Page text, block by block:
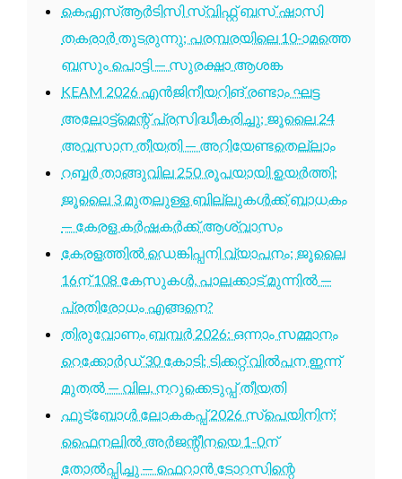
കെഎസ്ആർടിസി സ്വിഫ്റ്റ് ബസ് ഷാസി
തകരാർ തുടരുന്നു; പരമ്പരയിലെ 10-ാമത്തെ
ബസും പൊട്ടി — സുരക്ഷാ ആശങ്ക
KEAM 2026 എൻജിനീയറിങ് രണ്ടാം ഘട്ട
അലോട്ട്മെന്റ് പ്രസിദ്ധീകരിച്ചു; ജൂലൈ 24
അവസാന തീയതി — അറിയേണ്ടതെല്ലാം
റബ്ബർ താങ്ങുവില 250 രൂപയായി ഉയർത്തി;
ജൂലൈ 3 മുതലുള്ള ബില്ലുകൾക്ക് ബാധകം
— കേരള കർഷകർക്ക് ആശ്വാസം
കേരളത്തിൽ ഡെങ്കിപ്പനി വ്യാപനം; ജൂലൈ
16ന് 108 കേസുകൾ, പാലക്കാട് മുന്നിൽ —
പ്രതിരോധം എങ്ങനെ?
തിരുവോണം ബമ്പർ 2026: ഒന്നാം സമ്മാനം
റെക്കോർഡ് 30 കോടി; ടിക്കറ്റ് വിൽപന ഇന്ന്
മുതൽ — വില, നറുക്കെടുപ്പ് തീയതി
ഫുട്ബോൾ ലോകകപ്പ് 2026 സ്പെയിനിന്;
ഫൈനലിൽ അർജന്റീനയെ 1-0ന്
തോൽപ്പിച്ചു — ഫെറാൻ ടോറസിന്റെ